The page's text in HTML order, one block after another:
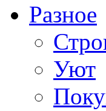
Разное
Уют